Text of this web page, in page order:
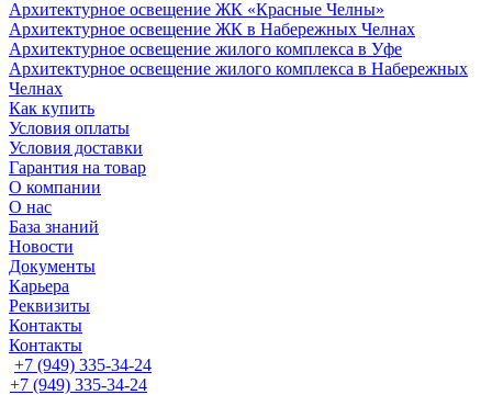
Архитектурное освещение ЖК «Красные Челны»
Архитектурное освещение ЖК в Набережных Челнах
Архитектурное освещение жилого комплекса в Уфе
Архитектурное освещение жилого комплекса в Набережных
Челнах
Как купить
Условия оплаты
Условия доставки
Гарантия на товар
О компании
О нас
База знаний
Новости
Документы
Карьера
Реквизиты
Контакты
Контакты
+7 (949) 335-34-24
+7 (949) 335-34-24